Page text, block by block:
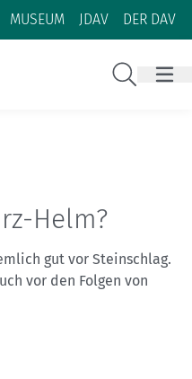
Inhalt
Footer-Navigation
MUSEUM JDAV DER DAV
Helm?
gut vor Steinschlag.
vor den Folgen von